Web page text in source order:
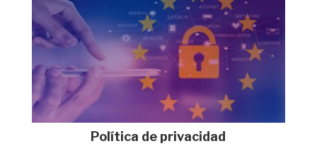
Política de privacidad